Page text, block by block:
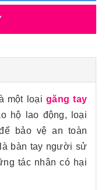
một loạigăng tay
hộ lao động, loại
bảo vệ an toàn
bàn tay người sử
tác nhân có hại